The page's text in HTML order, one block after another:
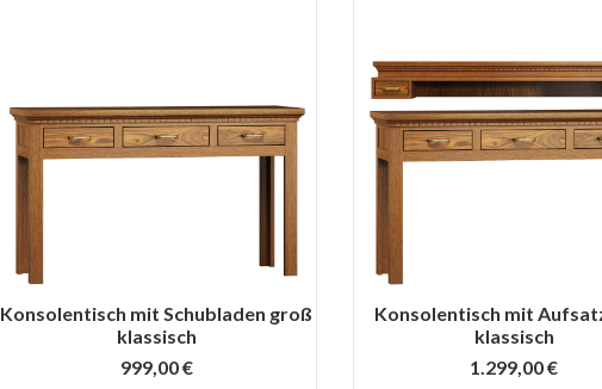
Konsolentisch mit Schubladen groß
klassisch
999,00 €
Konsolentisch mit
klassisch
1.299,00 €